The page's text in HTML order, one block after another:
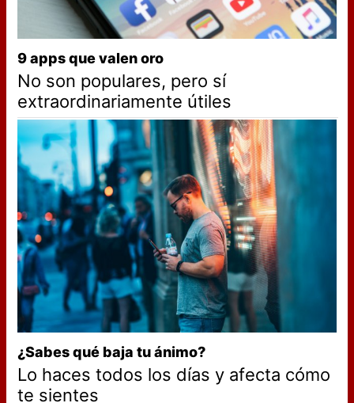
9 apps que valen oro
No son populares, pero sí
extraordinariamente útiles
¿Sabes qué baja tu ánimo?
Lo haces todos los días y afecta cómo
te sientes